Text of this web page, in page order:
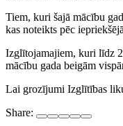
Tiem, kuri šajā mācību
kas noteikts pēc
Izglītojamajiem, kuri līdz
mācību gada beigām
Lai grozījumi Izglītības
Share: